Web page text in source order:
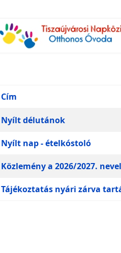
Cikkek
Cím
Nyílt délutánok
Nyílt nap - ételkóstoló
Közlemény a 2026/2027.
Tájékoztatás nyári zárva